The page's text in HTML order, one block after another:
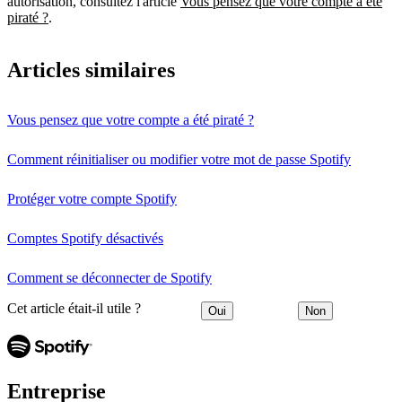
piraté ?.
Articles similaires
Vous pensez que votre compte a été piraté ?
Comment réinitialiser ou modifier votre mot de passe Spotify
Protéger votre compte Spotify
Comptes Spotify désactivés
Comment se déconnecter de Spotify
Cet article était-il utile ? Oui Non
Entreprise